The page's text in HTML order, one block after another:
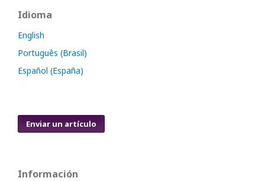
Idioma
English
Português (Brasil)
Español (España)
Enviar un artículo
Información